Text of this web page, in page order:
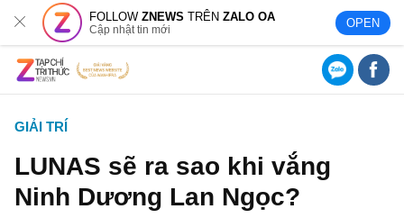
FOLLOWZNEWS TRÊNZALO OA
Cập nhật tin mới OPEN
GIẢI TRÍ
LUNAS sẽ ra sao khi vắng
Ninh Dương Lan Ngọc?